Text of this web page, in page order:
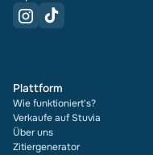
Plattform
Wie funktioniert's?
Verkaufe auf Stuvia
Über uns
Zitiergenerator